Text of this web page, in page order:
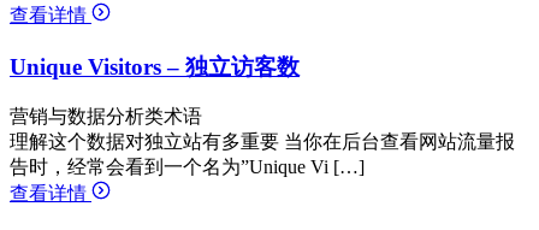
查看详情
Unique Visitors – 独立访客数
营销与数据分析类术语
理解这个数据对独立站有多重要 当你在后台查看网站流量报
告时，经常会看到一个名为”Unique Vi […]
查看详情